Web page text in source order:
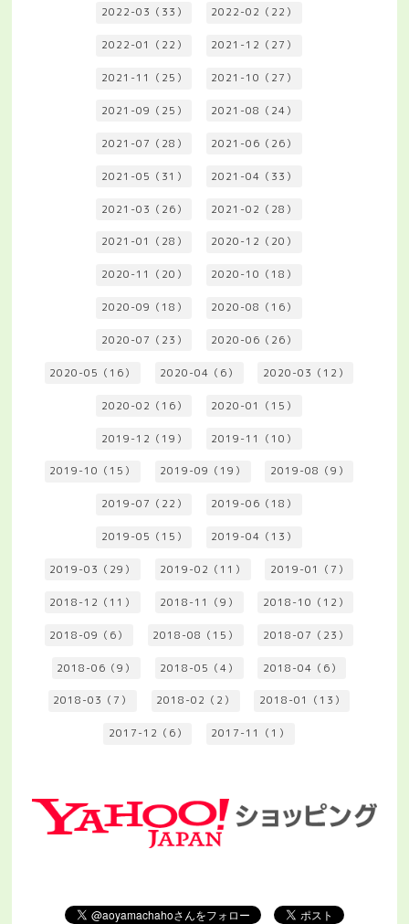
2022-03（33） 2022-02（22）
2022-01（22） 2021-12（27）
2021-11（25） 2021-10（27）
2021-09（25） 2021-08（24）
2021-07（28） 2021-06（26）
2021-05（31） 2021-04（33）
2021-03（26） 2021-02（28）
2021-01（28） 2020-12（20）
2020-11（20） 2020-10（18）
2020-09（18） 2020-08（16）
2020-07（23） 2020-06（26）
2020-05（16） 2020-04（6） 2020-03（12）
2020-02（16） 2020-01（15）
2019-12（19） 2019-11（10）
2019-10（15） 2019-09（19） 2019-08（9）
2019-07（22） 2019-06（18）
2019-05（15） 2019-04（13）
2019-03（29） 2019-02（11） 2019-01（7）
2018-12（11） 2018-11（9） 2018-10（12）
2018-09（6） 2018-08（15） 2018-07（23）
2018-06（9） 2018-05（4） 2018-04（6）
2018-03（7） 2018-02（2） 2018-01（13）
2017-12（6） 2017-11（1）